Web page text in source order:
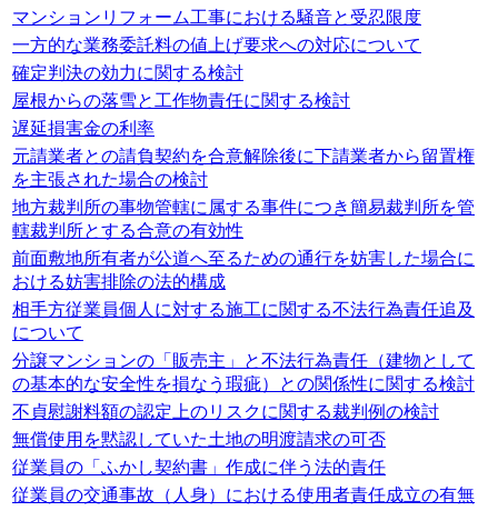
マンションリフォーム工事における騒音と受忍限度
一方的な業務委託料の値上げ要求への対応について
確定判決の効力に関する検討
屋根からの落雪と工作物責任に関する検討
遅延損害金の利率
元請業者との請負契約を合意解除後に下請業者から留置権
を主張された場合の検討
地方裁判所の事物管轄に属する事件につき簡易裁判所を管
轄裁判所とする合意の有効性
前面敷地所有者が公道へ至るための通行を妨害した場合に
おける妨害排除の法的構成
相手方従業員個人に対する施工に関する不法行為責任追及
について
分譲マンションの「販売主」と不法行為責任（建物として
の基本的な安全性を損なう瑕疵）との関係性に関する検討
不貞慰謝料額の認定上のリスクに関する裁判例の検討
無償使用を黙認していた土地の明渡請求の可否
従業員の「ふかし契約書」作成に伴う法的責任
従業員の交通事故（人身）における使用者責任成立の有無